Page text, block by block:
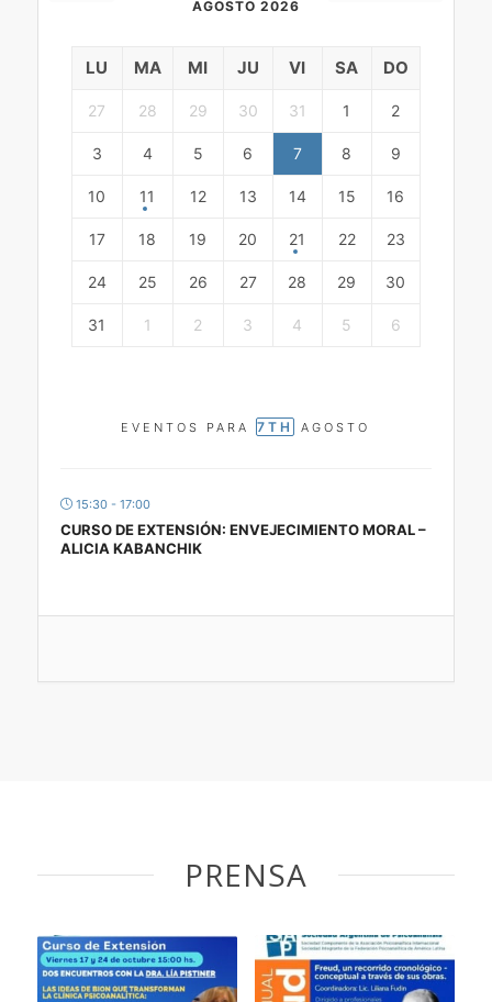
AGOSTO 2026
LU MA MI JU VI SA DO
27 28 29 30 31 1 2
3 4 5 6 7 8 9
10 11 12 13 14 15 16
17 18 19 20 21 22 23
24 25 26 27 28 29 30
31 1 2 3 4 5 6
EVENTOS PARA 7TH AGOSTO
15:30 - 17:00
CURSO DE EXTENSIÓN: ENVEJECIMIENTO MORAL –
ALICIA KABANCHIK
PRENSA